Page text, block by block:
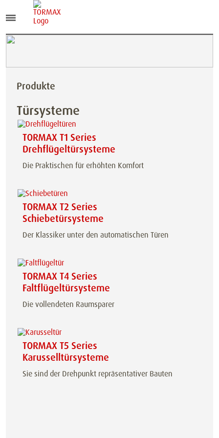
Produkte
Türsysteme
TORMAX T1 Series
Drehflügeltürsysteme
Die Praktischen für erhöhten Komfort
TORMAX T2 Series
Schiebetürsysteme
Der Klassiker unter den automatischen Türen
TORMAX T4 Series
Faltflügeltürsysteme
Die vollendeten Raumsparer
TORMAX T5 Series
Karusselltürsysteme
Sie sind der Drehpunkt repräsentativer Bauten